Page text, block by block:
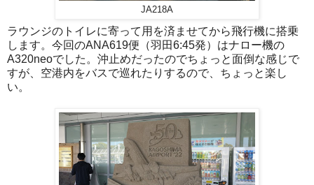
JA218A
ラウンジのトイレに寄って用を済ませてから飛行機に搭乗
します。今回のANA619便（羽田6:45発）はナロー機の
A320neoでした。沖止めだったのでちょっと面倒な感じで
すが、空港内をバスで巡れたりするので、ちょっと楽し
い。